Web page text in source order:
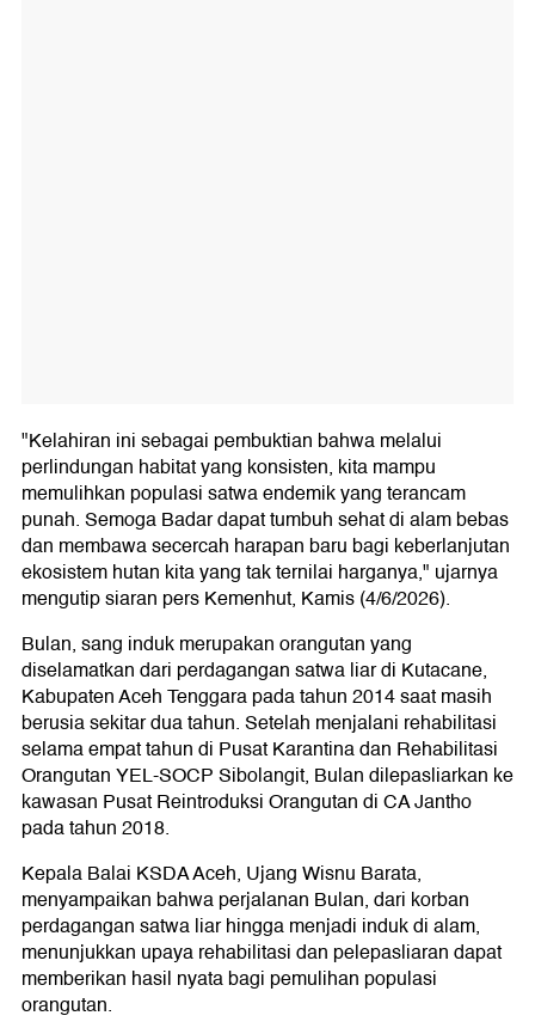
"Kelahiran ini sebagai pembuktian bahwa melalui
perlindungan habitat yang konsisten, kita mampu
memulihkan populasi satwa endemik yang terancam
punah. Semoga Badar dapat tumbuh sehat di alam bebas
dan membawa secercah harapan baru bagi keberlanjutan
ekosistem hutan kita yang tak ternilai harganya," ujarnya
mengutip siaran pers Kemenhut, Kamis (4/6/2026).
Bulan, sang induk merupakan orangutan yang
diselamatkan dari perdagangan satwa liar di Kutacane,
Kabupaten Aceh Tenggara pada tahun 2014 saat masih
berusia sekitar dua tahun. Setelah menjalani rehabilitasi
selama empat tahun di Pusat Karantina dan Rehabilitasi
Orangutan YEL-SOCP Sibolangit, Bulan dilepasliarkan ke
kawasan Pusat Reintroduksi Orangutan di CA Jantho
pada tahun 2018.
Kepala Balai KSDA Aceh, Ujang Wisnu Barata,
menyampaikan bahwa perjalanan Bulan, dari korban
perdagangan satwa liar hingga menjadi induk di alam,
menunjukkan upaya rehabilitasi dan pelepasliaran dapat
memberikan hasil nyata bagi pemulihan populasi
orangutan.